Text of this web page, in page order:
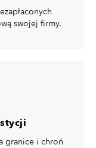
swojej firmy.
granice i chroń